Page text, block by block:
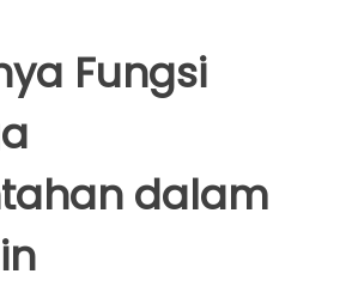
Fungsi
dalam